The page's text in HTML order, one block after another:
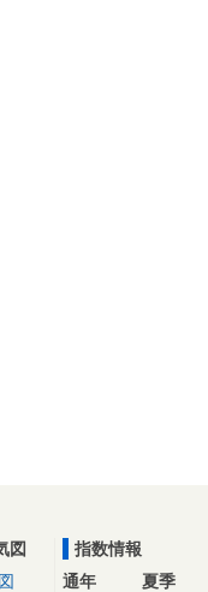
図
指数情報
通年
夏季